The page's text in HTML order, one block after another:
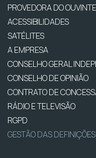
PROVEDORA DO OUVINTE
ACESSIBILIDADES
SATÉLITES
A EMPRESA
CONSELHO GERAL
CONSELHO DE OPINIÃO
CONTRATO DE
RÁDIO E TELEVISÃO
RGPD
GESTÃO DAS